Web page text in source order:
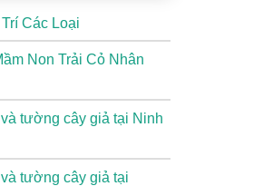
Các Loại
Non Trải Cỏ Nhân
tường cây giả tại Ninh
tường cây giả tại